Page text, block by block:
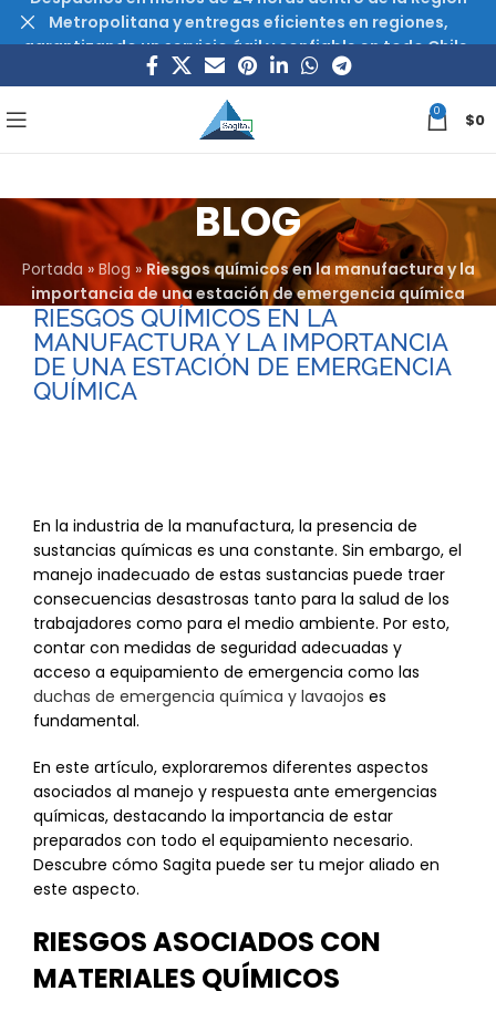
0 $0
BLOG
Portada» Blog »Riesgos químicos en la manufactura y la
importancia de una estación de emergencia química
RIESGOS QUÍMICOS EN LA
MANUFACTURA Y LA IMPORTANCIA
DE UNA ESTACIÓN DE EMERGENCIA
QUÍMICA
En la industria de la manufactura, la presencia de
sustancias químicas es una constante. Sin embargo, el
manejo inadecuado de estas sustancias puede traer
consecuencias desastrosas tanto para la salud de los
trabajadores como para el medio ambiente. Por esto,
contar con medidas de seguridad adecuadas y
acceso a equipamiento de emergencia como las
duchas de emergencia química y lavaojos es
fundamental.
En este artículo, exploraremos diferentes aspectos
asociados al manejo y respuesta ante emergencias
químicas, destacando la importancia de estar
preparados con todo el equipamiento necesario.
Descubre cómo Sagita puede ser tu mejor aliado en
este aspecto.
RIESGOS ASOCIADOS CON
MATERIALES QUÍMICOS
Metropolitana y entregas eficientes en regiones,
garantizando un servicio ágil y confiable en todo Chile.